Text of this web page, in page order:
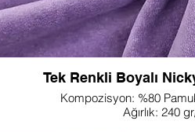
Tek Renkli Boyalı
Kompozisyon: %80
Ağırlık: 240